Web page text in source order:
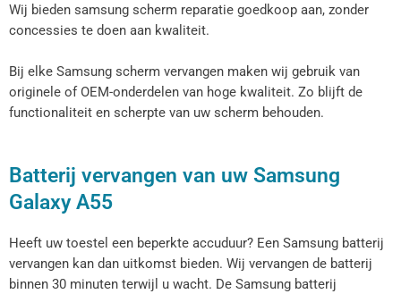
Wij bieden samsung scherm reparatie goedkoop aan, zonder
concessies te doen aan kwaliteit.
Bij elke Samsung scherm vervangen maken wij gebruik van
originele of OEM-onderdelen van hoge kwaliteit. Zo blijft de
functionaliteit en scherpte van uw scherm behouden.
Batterij vervangen van uw Samsung
Galaxy A55
Heeft uw toestel een beperkte accuduur? Een Samsung batterij
vervangen kan dan uitkomst bieden. Wij vervangen de batterij
binnen 30 minuten terwijl u wacht. De Samsung batterij